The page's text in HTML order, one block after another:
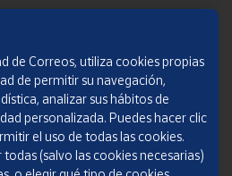
de Correos, utiliza cookies propias
de permitir su navegación,
analizar sus hábitos de
personalizada. Puedes hacer clic
el uso de todas las cookies.
(salvo las cookies necesarias)